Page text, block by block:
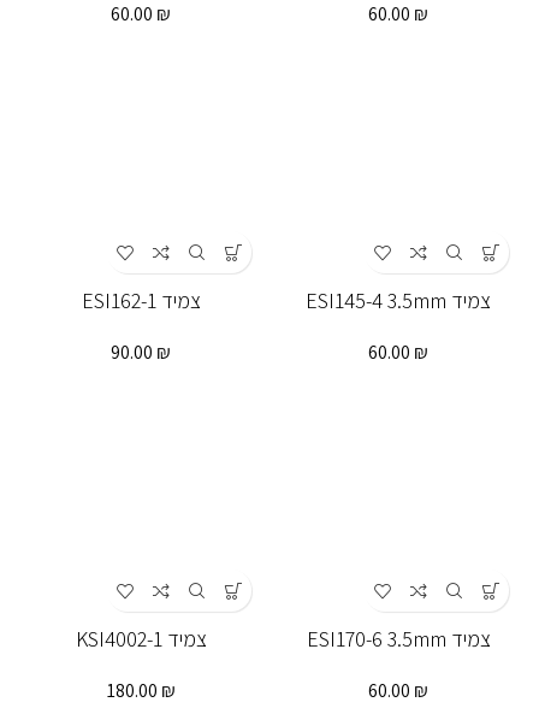
60.00 ₪
60.00 ₪
צמיד ESI145-4 3.5mm
60.00 ₪
צמיד ESI162-1
90.00 ₪
צמיד ESI170-6 3.5mm
60.00 ₪
צמיד KSI4002-1
180.00 ₪